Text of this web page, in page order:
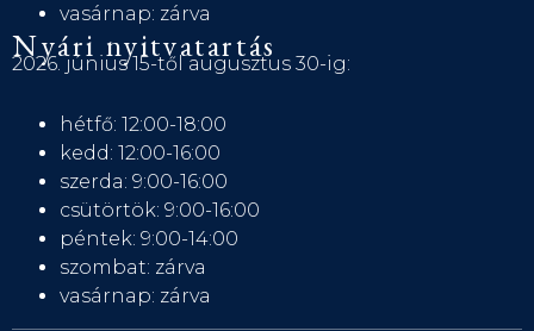
vasárnap: zárva
Nyári nyitvatartás
2026. június 15-től augusztus 30-ig:
hétfő: 12:00-18:00
kedd: 12:00-16:00
szerda: 9:00-16:00
csütörtök: 9:00-16:00
péntek: 9:00-14:00
szombat: zárva
vasárnap: zárva